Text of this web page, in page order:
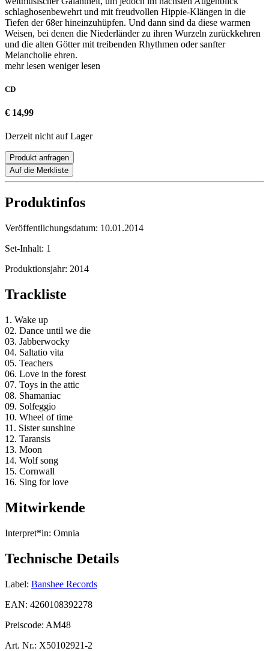
schlaghosenbewehrt und mit freudvollen Hippie-Klängen in die
Tiefen der 68er hineinzuhüpfen. Und dann sind da diese warmen
Weisen, bei denen die Niederländer zu ihren Wurzeln zurückkehren
und die alten Götter mit treibenden Rhythmen oder sanfter
Melancholie ehren.
mehr lesen weniger lesen
CD
€ 14,99
Derzeit nicht auf Lager
Produkt anfragen
Auf die Merkliste
Produktinfos
Veröffentlichungsdatum: 10.01.2014
Set-Inhalt: 1
Produktionsjahr: 2014
Trackliste
1. Wake up
02. Dance until we die
03. Jabberwocky
04. Saltatio vita
05. Teachers
06. Love in the forest
07. Toys in the attic
08. Shamaniac
09. Solfeggio
10. Wheel of time
11. Sister sunshine
12. Taransis
13. Moon
14. Wolf song
15. Cornwall
16. Sing for love
Mitwirkende
Interpret*in: Omnia
Technische Details
Label: Banshee Records
EAN: 4260108392278
Preiscode: AM48
Art. Nr.: X50102921-2